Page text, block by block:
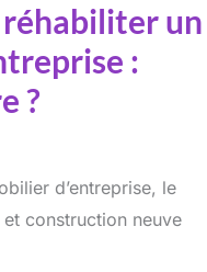
un
:
?
d’entreprise, le
construction neuve